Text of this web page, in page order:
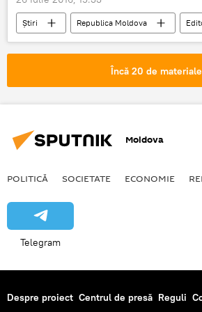
Știri Republica Moldova
Ucraina
Franța
Omor
Extremiști
Încă 20 de materiale
Moldova
POLITICĂ SOCIETATE ECONOMIE
Telegram
Despre proiect Centrul de presă Reguli